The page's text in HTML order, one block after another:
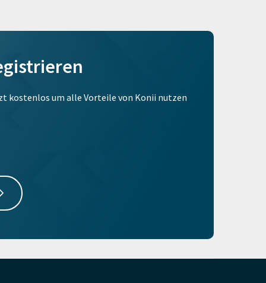
kostenlos um alle Vorteile von Konii nutzen